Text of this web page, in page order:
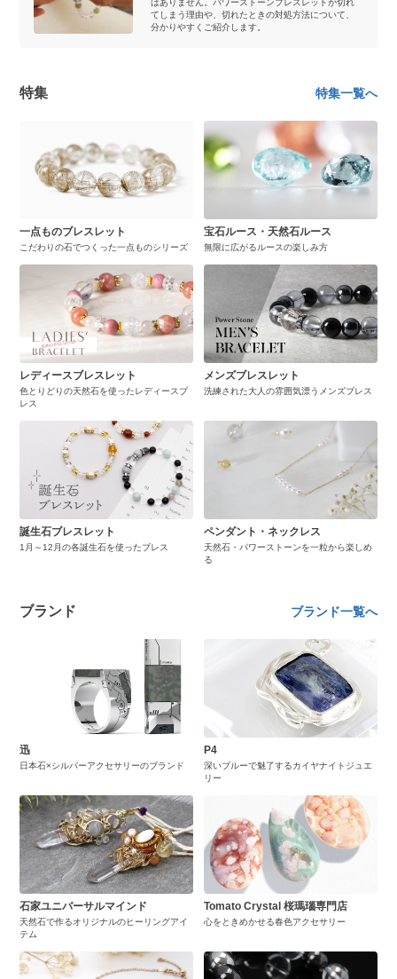
はありません。パワーストーンブレスレットが切れ
てしまう理由や、切れたときの対処方法について、
分かりやすくご紹介します。
特集 特集一覧へ
一点ものブレスレット
こだわりの石でつくった一点ものシリーズ
宝石ルース・天然石ルース
無限に広がるルースの楽しみ方
レディースブレスレット
色とりどりの天然石を使ったレディースブ
レス
メンズブレスレット
洗練された大人の雰囲気漂うメンズブレス
誕生石ブレスレット
1月～12月の各誕生石を使ったブレス
ペンダント・ネックレス
天然石・パワーストーンを一粒から楽しめ
る
ブランド ブランド一覧へ
迅
日本石×シルバーアクセサリーのブランド
P4
深いブルーで魅了するカイヤナイトジュエ
リー
石家ユニバーサルマインド
天然石で作るオリジナルのヒーリングアイ
テム
Tomato Crystal 桜瑪瑙専門店
心をときめかせる春色アクセサリー